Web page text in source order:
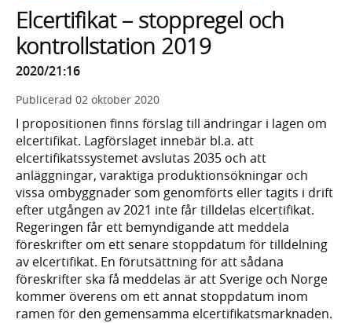
med
sökförslag
Elcertifikat – stoppregel och
kontrollstation 2019
2020/21:16
Publicerad 02 oktober 2020
I propositionen finns förslag till ändringar i lagen om
elcertifikat. Lagförslaget innebär bl.a. att
elcertifikatssystemet avslutas 2035 och att
anläggningar, varaktiga produktionsökningar och
vissa ombyggnader som genomförts eller tagits i drift
efter utgången av 2021 inte får tilldelas elcertifikat.
Regeringen får ett bemyndigande att meddela
föreskrifter om ett senare stoppdatum för tilldelning
av elcertifikat. En förutsättning för att sådana
föreskrifter ska få meddelas är att Sverige och Norge
kommer överens om ett annat stoppdatum inom
ramen för den gemensamma elcertifikatsmarknaden.